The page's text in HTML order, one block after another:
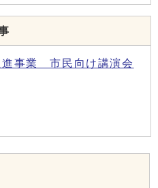
進事業 市民向け講演会